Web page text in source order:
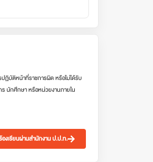
ฏิบัติหน้าที่ราชการผิด หรือไม่ได้รับ
ร นักศึกษา หรือหน่วยงานภายใน
องเรียนผ่านสำนักงาน ป.ป.ท.